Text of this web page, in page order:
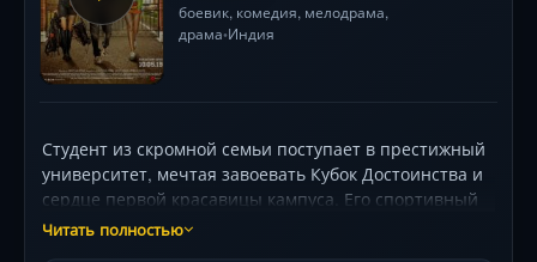
боевик, комедия, мелодрама,
драма•Индия
Студент из скромной семьи поступает в престижный
университет, мечтая завоевать Кубок Достоинства и
сердце первой красавицы кампуса. Его спортивный
талант быстро приносит славу, но зависть соперника
Читать полностью